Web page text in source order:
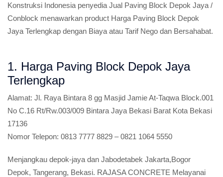
Konstruksi Indonesia penyedia Jual Paving Block Depok Jaya /
Conblock menawarkan product Harga Paving Block Depok
Jaya Terlengkap dengan Biaya atau Tarif Nego dan Bersahabat.
1. Harga Paving Block Depok Jaya
Terlengkap
Alamat: Jl. Raya Bintara 8 gg Masjid Jamie At-Taqwa Block.001
No C.16 Rt/Rw.003/009 Bintara Jaya Bekasi Barat Kota Bekasi
17136
Nomor Telepon: 0813 7777 8829 – 0821 1064 5550
Menjangkau depok-jaya dan Jabodetabek Jakarta,Bogor
Depok, Tangerang, Bekasi. RAJASA CONCRETE Melayanai